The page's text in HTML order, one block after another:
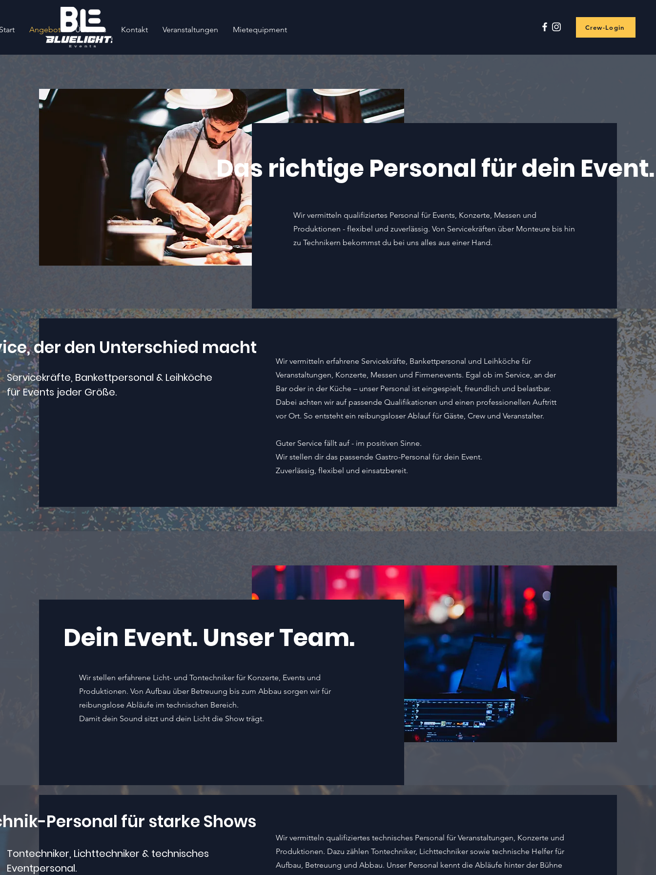
Angebot Über uns Kontakt Veranstaltungen Mietequipment Crew-Login
Das richtige Personal für dein Event.
Wir vermitteln qualifiziertes Personal für Events, Konzerte, Messen und
Produktionen - flexibel und zuverlässig. Von Servicekräften über Monteure bis hin
zu Technikern bekommst du bei uns alles aus einer Hand.
der den Unterschied macht
Servicekräfte, Bankettpersonal & Leihköche
für Events jeder Größe.
Wir vermitteln erfahrene Servicekräfte, Bankettpersonal und Leihköche für
Veranstaltungen, Konzerte, Messen und Firmenevents. Egal ob im Service, an der
Bar oder in der Küche – unser Personal ist eingespielt, freundlich und belastbar.
Dabei achten wir auf passende Qualifikationen und einen professionellen Auftritt
vor Ort. So entsteht ein reibungsloser Ablauf für Gäste, Crew und Veranstalter.
Guter Service fällt auf - im positiven Sinne.
Wir stellen dir das passende Gastro-Personal für dein Event.
Zuverlässig, flexibel und einsatzbereit.
Dein Event. Unser Team.
Wir stellen erfahrene Licht- und Tontechniker für Konzerte, Events und
Produktionen. Von Aufbau über Betreuung bis zum Abbau sorgen wir für
reibungslose Abläufe im technischen Bereich.
Damit dein Sound sitzt und dein Licht die Show trägt.
Personal für starke Shows
Tontechniker, Lichttechniker & technisches
Eventpersonal.
Wir vermitteln qualifiziertes technisches Personal für Veranstaltungen, Konzerte und
Produktionen. Dazu zählen Tontechniker, Lichttechniker sowie technische Helfer für
Aufbau, Betreuung und Abbau. Unser Personal kennt die Abläufe hinter der Bühne